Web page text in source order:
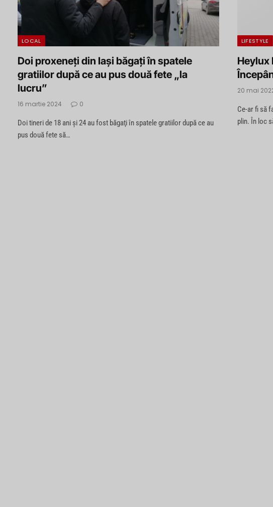
LOCAL
Doi proxeneți din Iași băgaţi în spatele
gratiilor după ce au pus două fete „la
lucru”
16 martie 2024 0
Doi tineri de 18 ani şi 24 au fost băgaţi în spatele gratiilor după ce au
pus două fete să…
LIFESTYLE
Heylux
20 mai
Ce-ar fi să
plin. În loc